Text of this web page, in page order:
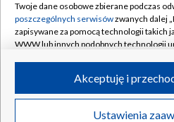
Rada Programowa
System NOS
Informacje o nadawcy
Program dla prasy
©2026 Telewizja
Twoje dane osobowe zbierane podczas
poszczególnych serwisówzwanych dalej
zapisywane za pomocą technologii takich
WWW lub innych podobnych technologii
ruchu w Internecie.
Twoje dane osobowe zbierane podczas
Ustawienia
Akceptuję i